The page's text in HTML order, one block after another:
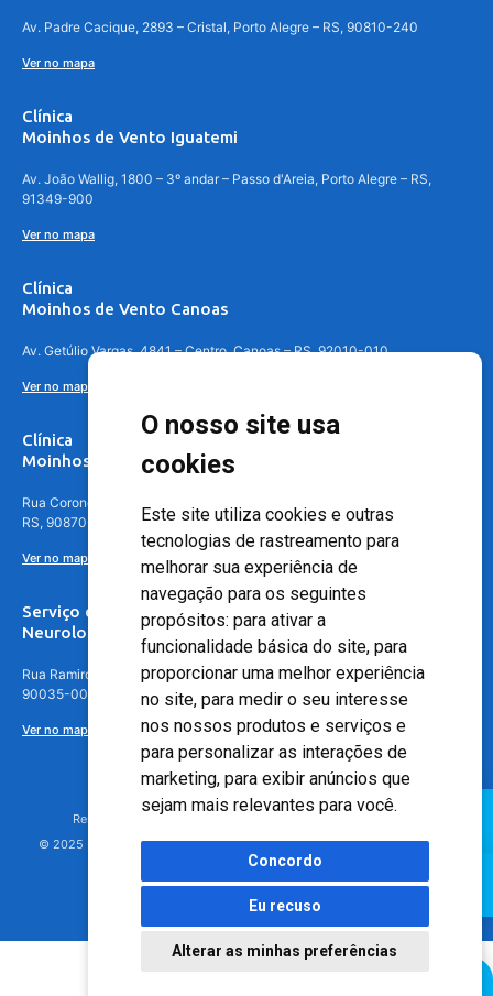
O nosso site usa
cookies
Este site utiliza cookies e outras
tecnologias de rastreamento para
melhorar sua experiência de
navegação para os seguintes
propósitos: para ativar a
funcionalidade básica do site, para
proporcionar uma melhor experiência
no site, para medir o seu interesse
nos nossos produtos e serviços e
para personalizar as interações de
marketing, para exibir anúncios que
sejam mais relevantes para você.
Concordo
Eu recuso
Alterar as minhas preferências
Av. Padre Cacique, 2893 – Cristal, Porto Alegre – RS, 90810-240
Ver no mapa
Clínica
Moinhos de Vento Iguatemi
Av. João Wallig, 1800 – 3º andar – Passo d'Areia, Porto Alegre – RS,
91349-900
Ver no mapa
Clínica
Moinhos de Vento Canoas
Av. Getúlio Vargas, 4841 – Centro, Canoas – RS, 92010-010
Ver no mapa
Clínica
Moinhos de Vento - Teresópolis
Rua Coronel Aparício Borges, 250 - 3º andar - Teresópolis, Porto Alegre -
RS, 90870-016
Ver no mapa
Serviço de
Neurologia
Rua Ramiro Barcelos, 630 – 5º andar – Floresta, Porto Alegre – RS,
90035-001
Ver no mapa
Responsável Técnico: Dr. Luiz Antonio Nasi - CREMERS 11217
© 2025 - Hospital Moinhos de Vento - Registro Empresa (CRM-RS): 425